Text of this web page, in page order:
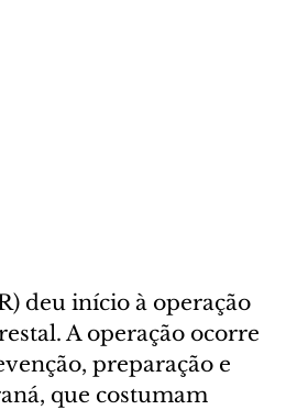
deu início à operação
A operação ocorre
preparação e
que costumam